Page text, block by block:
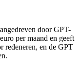
door GPT-
per maand en geeft
redeneren, en de GPT